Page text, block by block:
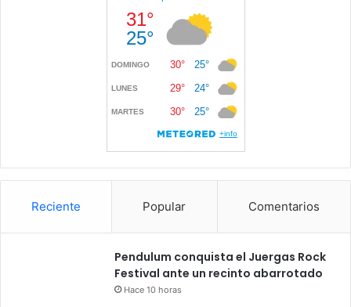
Reciente Popular Comentarios
Pendulum conquista el Juergas Rock
Festival ante un recinto abarrotado
Hace 10 horas